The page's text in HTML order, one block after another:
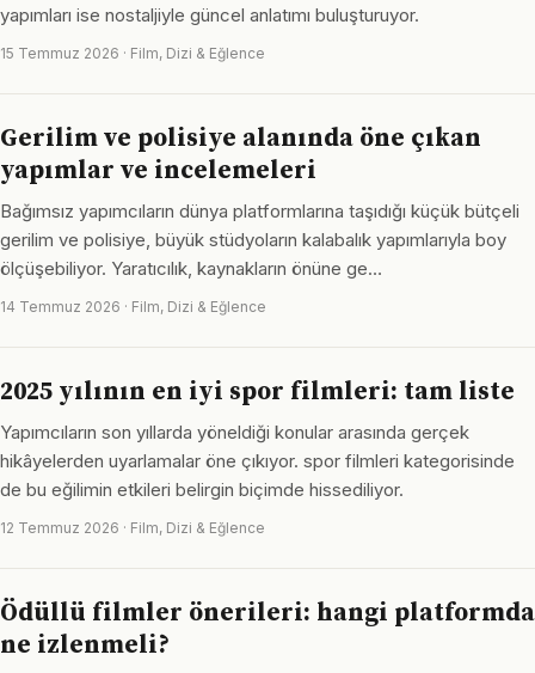
yapımları ise nostaljiyle güncel anlatımı buluşturuyor.
15 Temmuz 2026 · Film, Dizi & Eğlence
Gerilim ve polisiye alanında öne çıkan
yapımlar ve incelemeleri
Bağımsız yapımcıların dünya platformlarına taşıdığı küçük bütçeli
gerilim ve polisiye, büyük stüdyoların kalabalık yapımlarıyla boy
ölçüşebiliyor. Yaratıcılık, kaynakların önüne ge…
14 Temmuz 2026 · Film, Dizi & Eğlence
2025 yılının en iyi spor filmleri: tam liste
Yapımcıların son yıllarda yöneldiği konular arasında gerçek
hikâyelerden uyarlamalar öne çıkıyor. spor filmleri kategorisinde
de bu eğilimin etkileri belirgin biçimde hissediliyor.
12 Temmuz 2026 · Film, Dizi & Eğlence
Ödüllü filmler önerileri: hangi platformda
ne izlenmeli?